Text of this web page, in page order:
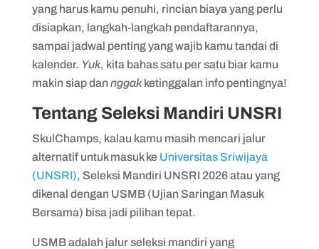
3. Pengumuman Hasil Seleksi
yang harus kamu penuhi, rincian biaya yang perlu
disiapkan, langkah-langkah pendaftarannya,
sampai jadwal penting yang wajib kamu tandai di
kalender. Yuk, kita bahas satu per satu biar kamu
makin siap dannggakketinggalan info pentingnya!
Tentang Seleksi Mandiri UNSRI
SkulChamps, kalau kamu masih mencari jalur
alternatif untuk masuk ke Universitas Sriwijaya
(UNSRI), Seleksi Mandiri UNSRI 2026 atau yang
dikenal dengan USMB (Ujian Saringan Masuk
Bersama) bisa jadi pilihan tepat.
USMB adalah jalur seleksi mandiri yang